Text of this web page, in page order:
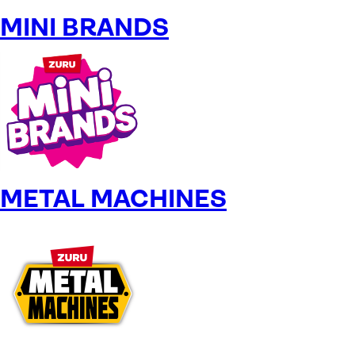
MINI BRANDS
METAL MACHINES